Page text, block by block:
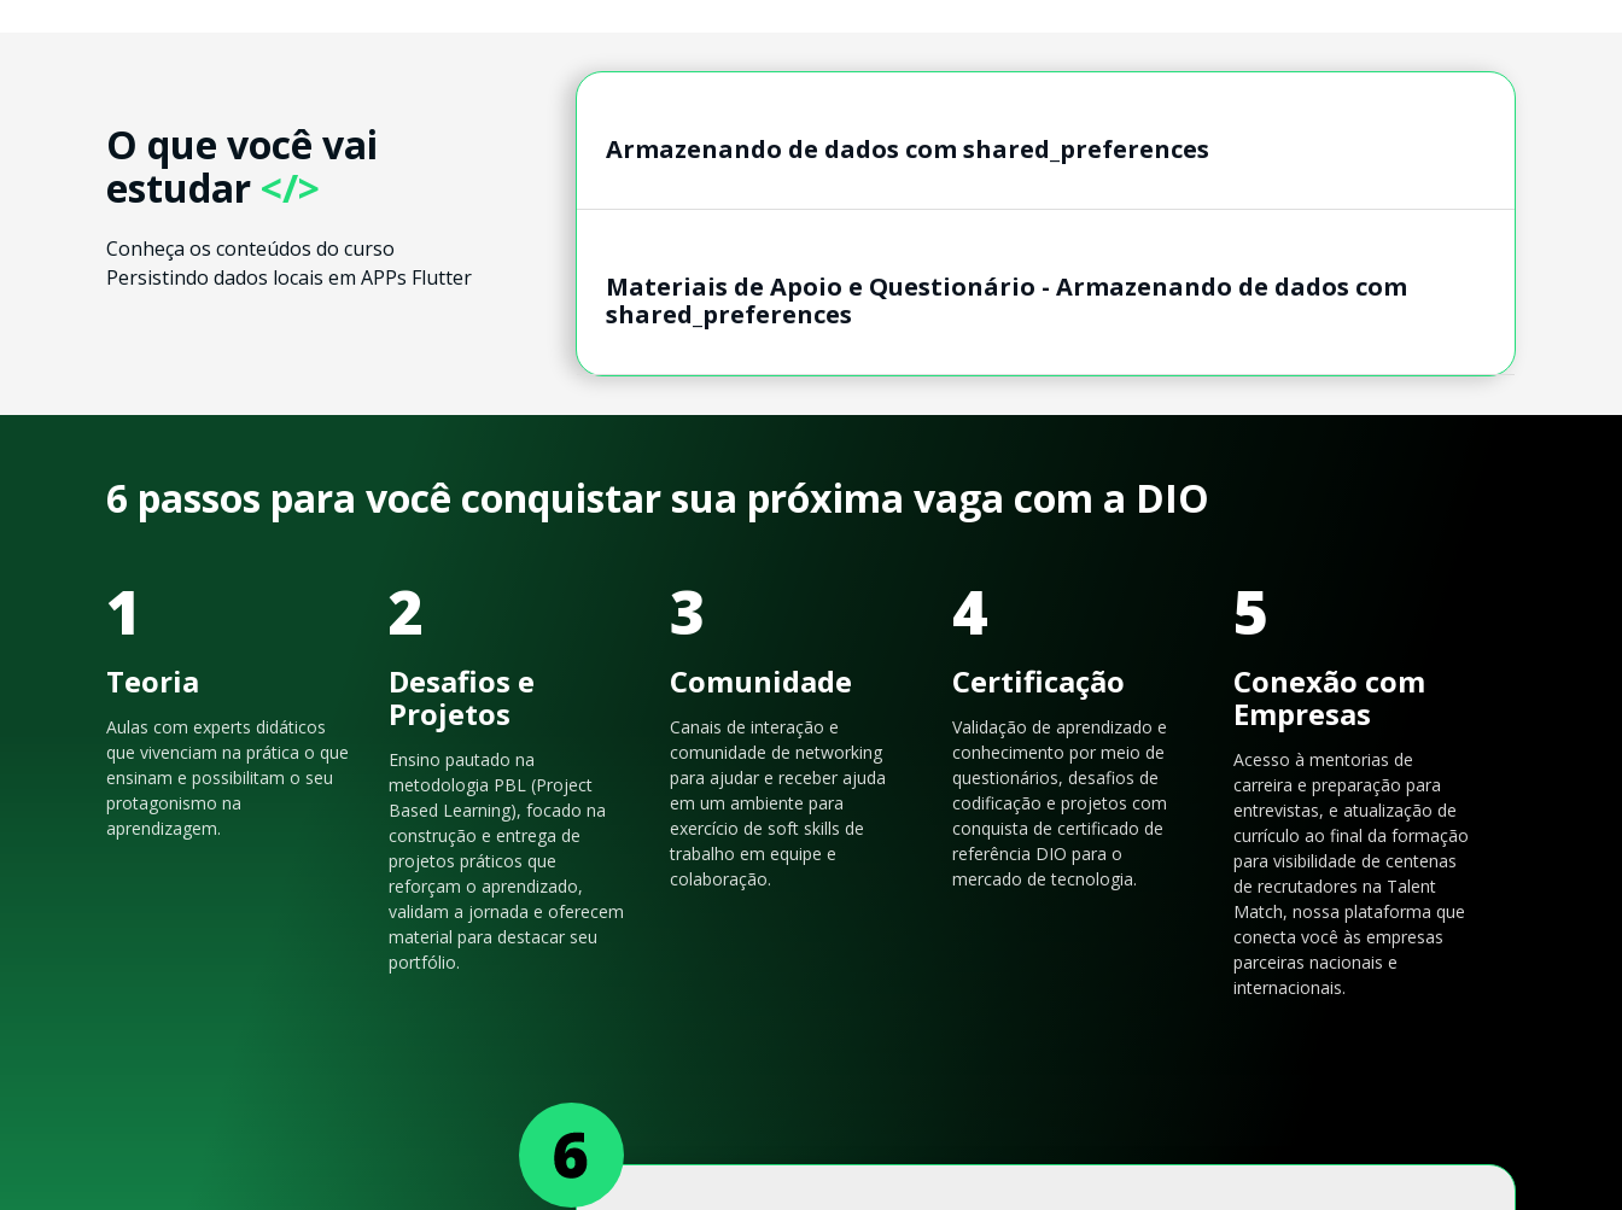
O que você vai
estudar </>
Conheça os conteúdos do curso
Persistindo dados locais em APPs Flutter
Armazenando de dados com shared_preferences
Materiais de Apoio e Questionário - Armazenando de dados com
shared_preferences
6 passos para você conquistar sua próxima vaga com a DIO
1
Teoria
Aulas com experts didáticos
que vivenciam na prática o que
ensinam e possibilitam o seu
protagonismo na
aprendizagem.
2
Desafios e
Projetos
Ensino pautado na
metodologia PBL (Project
Based Learning), focado na
construção e entrega de
projetos práticos que
reforçam o aprendizado,
validam a jornada e oferecem
material para destacar seu
portfólio.
3
Comunidade
Canais de interação e
comunidade de networking
para ajudar e receber ajuda
em um ambiente para
exercício de soft skills de
trabalho em equipe e
colaboração.
4
Certificação
Validação de aprendizado e
conhecimento por meio de
questionários, desafios de
codificação e projetos com
conquista de certificado de
referência DIO para o
mercado de tecnologia.
5
Conexão com
Empresas
Acesso à mentorias de
carreira e preparação para
entrevistas, e atualização de
currículo ao final da formação
para visibilidade de centenas
de recrutadores na Talent
Match, nossa plataforma que
conecta você às empresas
parceiras nacionais e
internacionais.